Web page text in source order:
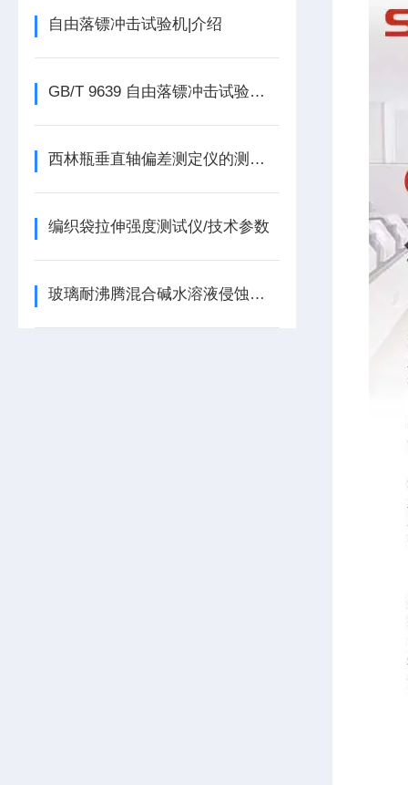
自由落镖冲击试验机|介绍
GB/T 9639 自由落镖冲击试验机检测塑料薄膜落镖冲击方法
西林瓶垂直轴偏差测定仪的测试原理及功能特点
编织袋拉伸强度测试仪/技术参数
玻璃耐沸腾混合碱水溶液侵蚀性检测装置